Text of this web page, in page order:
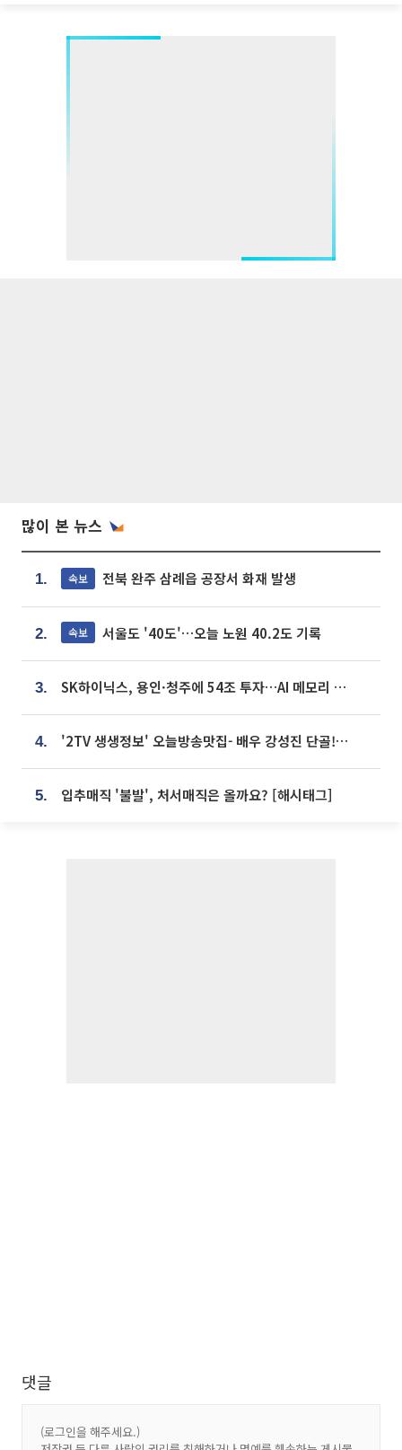
많이 본 뉴스
1. 속보 전북 완주 삼례읍 공장서 화재 발생
2. 속보 서울도 '40도'…오늘 노원 40.2도 기록
3. SK하이닉스, 용인·청주에 54조 투자…AI 메모리 생산기지 키운다
4. '2TV 생생정보' 오늘방송맛집- 배우 강성진 단골! 쌀국수ㆍ푸팟퐁 커리 맛집 '블○○○'
5. 입추매직 '불발', 처서매직은 올까요? [해시태그]
댓글